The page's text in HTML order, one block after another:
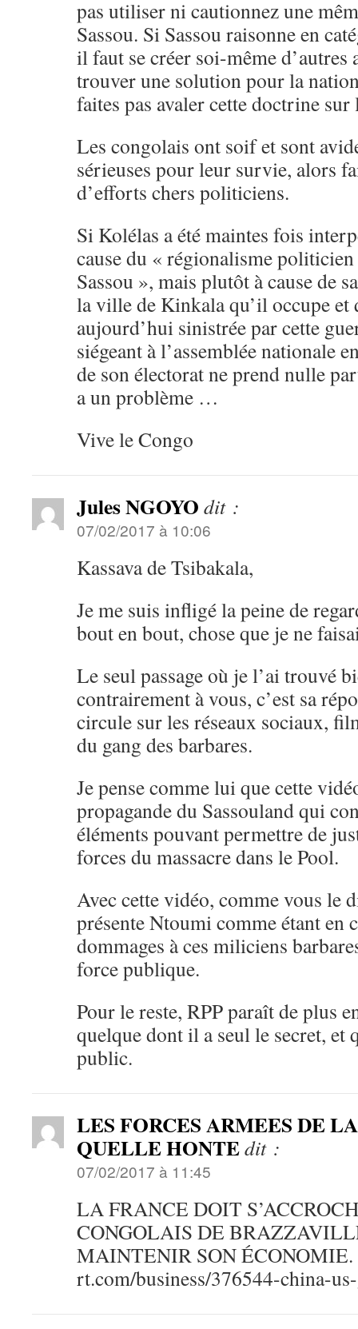
pas utiliser ni cautionnez une
Sassou. Si Sassou raisonne en
il faut se créer soi-même d’autres
trouver une solution pour la
faites pas avaler cette doctrine
Les congolais ont soif et sont
sérieuses pour leur survie, alors
d’efforts chers politiciens.
Si Kolélas a été maintes fois
cause du « régionalisme
Sassou », mais plutôt à cause de
la ville de Kinkala qu’il occupe et
aujourd’hui sinistrée par cette
siégeant à l’assemblée nationale
de son électorat ne prend nulle
a un problème …
Vive le Congo
Jules NGOYO dit :
07/02/2017 à 10:06
Kassava de Tsibakala,
Je me suis infligé la peine de
bout en bout, chose que je ne
Le seul passage où je l’ai trouvé
contrairement à vous, c’est sa
circule sur les réseaux sociaux,
du gang des barbares.
Je pense comme lui que cette
propagande du Sassouland qui
éléments pouvant permettre de
forces du massacre dans le Pool.
Avec cette vidéo, comme vous le
présente Ntoumi comme étant en
dommages à ces miliciens
force publique.
Pour le reste, RPP paraît de plus
quelque dont il a seul le secret, et
public.
LES FORCES ARMEES DE
QUELLE HONTEdit :
07/02/2017 à 11:45
LA FRANCE DOIT
CONGOLAIS DE
MAINTENIR SON ÉCONOMIE.
rt.com/business/376544-china-